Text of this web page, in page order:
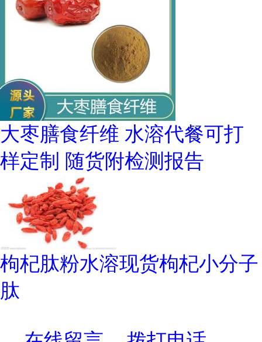
大枣膳食纤维 水溶代餐可打
样定制 随货附检测报告
枸杞肽粉水溶现货枸杞小分子
肽